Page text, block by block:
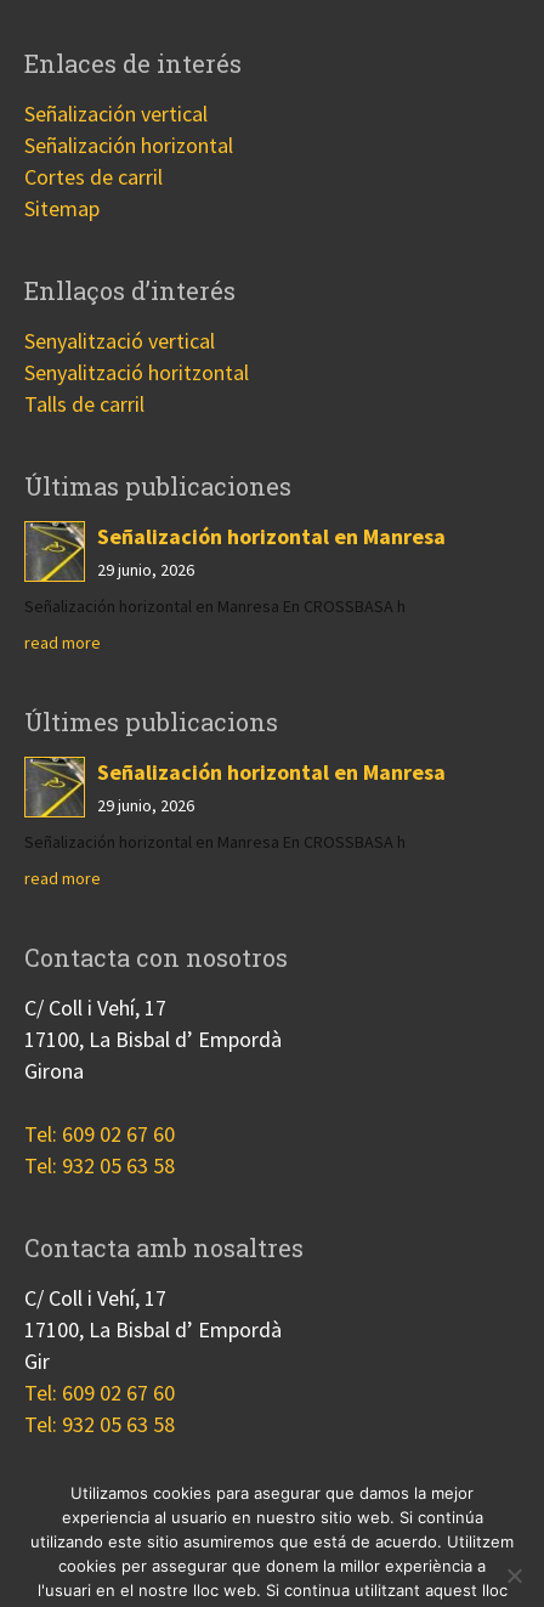
Enlaces de interés
Señalización vertical
Señalización horizontal
Cortes de carril
Sitemap
Enllaços d’interés
Senyalització vertical
Senyalització horitzontal
Talls de carril
Últimas publicaciones
Señalización horizontal en Manresa
29 junio, 2026
Señalización horizontal en Manresa En CROSSBASA h
read more
Últimes publicacions
Señalización horizontal en Manresa
29 junio, 2026
Señalización horizontal en Manresa En CROSSBASA h
read more
Contacta con nosotros
C/ Coll i Vehí, 17
17100, La Bisbal d’ Empordà
Girona
Tel: 609 02 67 60
Tel: 932 05 63 58
Contacta amb nosaltres
C/ Coll i Vehí, 17
17100, La Bisbal d’ Empordà
Gir
Tel: 609 02 67 60
Tel: 932 05 63 58
Nosotros Proyectos Blog
Contacto
Cookies
Utilizamos cookies para asegurar que damos la mejor
experiencia al usuario en nuestro sitio web. Si continúa
utilizando este sitio asumiremos que está de acuerdo. Utilitzem
cookies per assegurar que donem la millor experiència a
l'usuari en el nostre lloc web. Si continua utilitzant aquest lloc